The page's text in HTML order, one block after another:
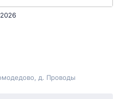
д. Проводы